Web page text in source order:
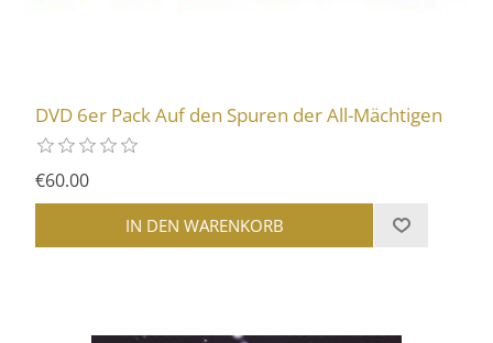
DVD 6er Pack Auf den Spuren der All-Mächtigen
€60.00